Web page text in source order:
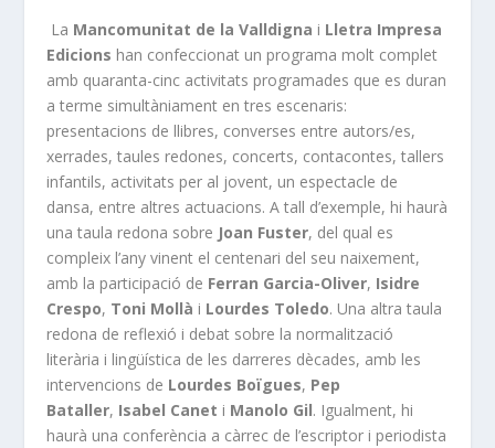
La Mancomunitat de la Valldigna i Lletra Impresa
Edicions han confeccionat un programa molt complet
amb quaranta-cinc activitats programades que es duran
a terme simultàniament en tres escenaris:
presentacions de llibres, converses entre autors/es,
xerrades, taules redones, concerts, contacontes, tallers
infantils, activitats per al jovent, un espectacle de
dansa, entre altres actuacions. A tall d’exemple, hi haurà
una taula redona sobre Joan Fuster, del qual es
compleix l’any vinent el centenari del seu naixement,
amb la participació de Ferran Garcia-Oliver, Isidre
Crespo, Toni Mollà i Lourdes Toledo. Una altra taula
redona de reflexió i debat sobre la normalització
literària i lingüística de les darreres dècades, amb les
intervencions de Lourdes Boïgues, Pep
Bataller, Isabel Canet i Manolo Gil. Igualment, hi
haurà una conferència a càrrec de l’escriptor i periodista